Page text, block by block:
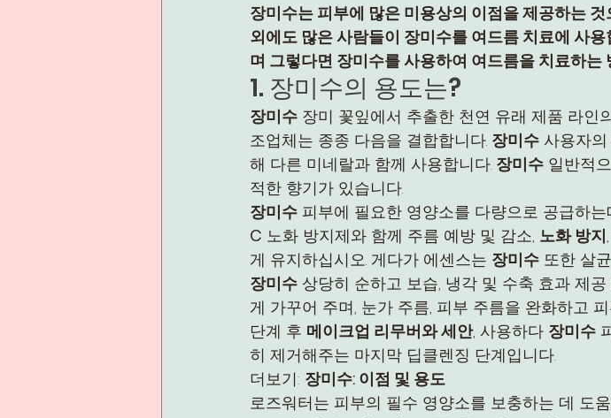
장미수는 피부에 많은 미용상의 이점을 제공하는
외에도 많은 사람들이 장미수를 여드름 치료에 사
며 그렇다면 장미수를 사용하여 여드름을 치료하는
1. 장미수의 용도는?
장미수 장미 꽃잎에서 추출한 천연 유래 제품 라인
조업체는 종종 다음을 결합합니다. 장미수 사용자
해 다른 미네랄과 함께 사용합니다. 장미수 일반적
적한 향기가 있습니다.
장미수 피부에 필요한 영양소를 다량으로 공급하는
C 노화 방지제와 함께 주름 예방 및 감소, 노화 방지
게 유지하십시오. 게다가 에센스는 장미수 또한 살
장미수 상당히 순하고 보습, 냉각 및 수축 효과 제공
게 가꾸어 주며, 눈가 주름, 피부 주름을 완화하고
단계 후 메이크업 리무버와 세안, 사용하다 장미수
히 제거해주는 마지막 딥클렌징 단계입니다.
더보기: 장미수: 이점 및 용도
로즈워터는 피부의 필수 영양소를 보충하는 데 도